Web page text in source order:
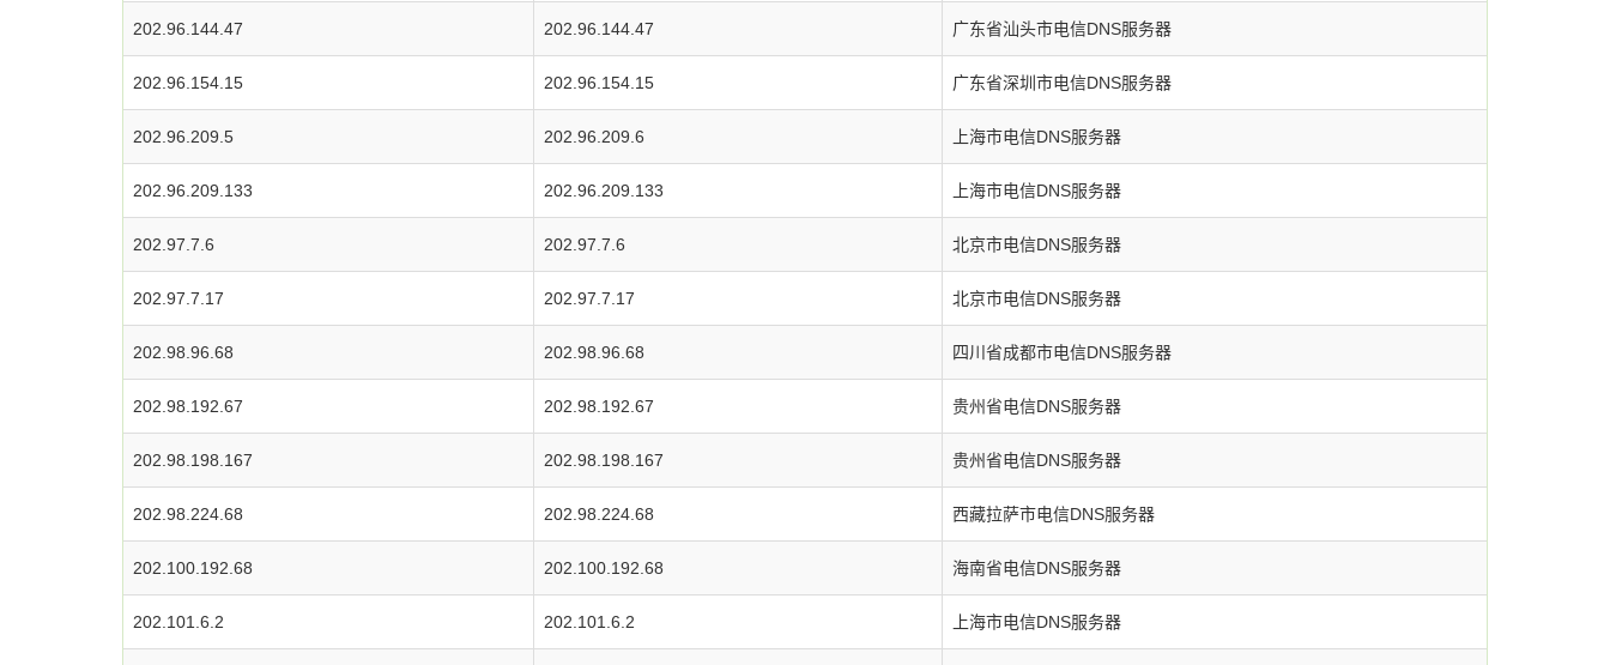
202.96.144.47 202.96.144.47 广东省汕头市电信DNS服务器
202.96.154.15 202.96.154.15 广东省深圳市电信DNS服务器
202.96.209.5 202.96.209.6 上海市电信DNS服务器
202.96.209.133 202.96.209.133 上海市电信DNS服务器
202.97.7.6 202.97.7.6 北京市电信DNS服务器
202.97.7.17 202.97.7.17 北京市电信DNS服务器
202.98.96.68 202.98.96.68 四川省成都市电信DNS服务器
202.98.192.67 202.98.192.67 贵州省电信DNS服务器
202.98.198.167 202.98.198.167 贵州省电信DNS服务器
202.98.224.68 202.98.224.68 西藏拉萨市电信DNS服务器
202.100.192.68 202.100.192.68 海南省电信DNS服务器
202.101.6.2 202.101.6.2 上海市电信DNS服务器